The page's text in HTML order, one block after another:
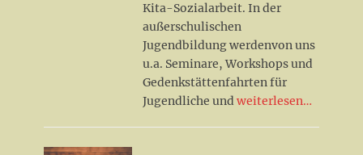
Kita-Sozialarbeit. In der
außerschulischen
Jugendbildung werdenvon uns
u.a. Seminare, Workshops und
Gedenkstättenfahrten für
Jugendliche undweiterlesen…